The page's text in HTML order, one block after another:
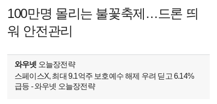
100만명 몰리는 불꽃축제…드론 띄
워 안전관리
와우넷 오늘장전략
스페이스X, 최대 9.1억주 보호예수 해제 우려 딛고 6.14%
급등 - 와우넷 오늘장전략